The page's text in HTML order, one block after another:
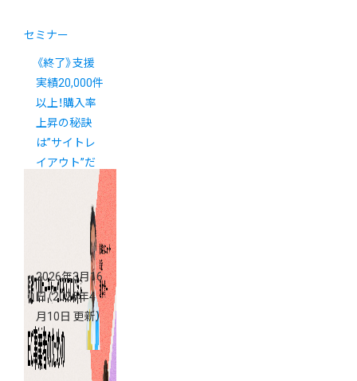
セミナー
《終了》支援
実績20,000件
以上！購入率
上昇の秘訣
は”サイトレ
イアウト”だ
ミーショップ
支援金活用セ
2026年3月16
日 （2026年4
月10日 更新）